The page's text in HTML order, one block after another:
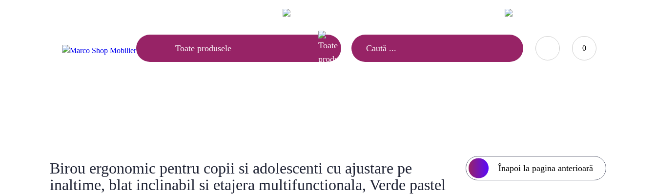
Toate produsele 0
Înapoi la pagina anterioară
Birou ergonomic pentru copii si adolescenti cu ajustare pe
inaltime, blat inclinabil si etajera multifunctionala, Verde pastel